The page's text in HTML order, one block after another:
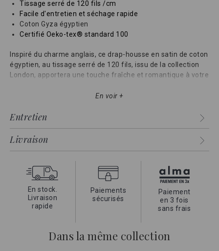
Tissage serré de 120 fils /cm
Facile d'entretien et séchage rapide
Coton Gyza égyptien
Certifié Oeko-tex® standard 100
Inspiré du charme anglais, ce drap-housse en satin de coton
égyptien, au tissage serré de 120 fils, issu de la collection
London, apportera une touche fraîche et romantique à votre
Un linge raffiné qui associe la douceur soyeuse du satin à la
hauteur maximale de 35cm.
En voir +
Entretien
Livraison
En stock.
Livraison
rapide
Paiements
sécurisés
Paiement
en 3 fois
sans frais
Dans la même collection